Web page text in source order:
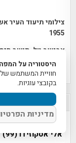
צילומי תיעוד העיר
1955
אבישב טל, תושב
בתקופת הקורונה,
יניב ברמן
הנושאים החמים!
WAZE(30)
אלי אסקוזידו(99)
היסטוריה על המפה
חוויית המשתמש
בקובצי עוגיות.
מדיניות